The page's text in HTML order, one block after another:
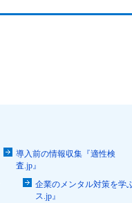
導入前の情報収集『適性検
査.jp』
企業のメンタル対策を学
ス.jp』